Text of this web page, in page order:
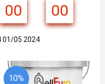
00 00
01/05 2024
10%